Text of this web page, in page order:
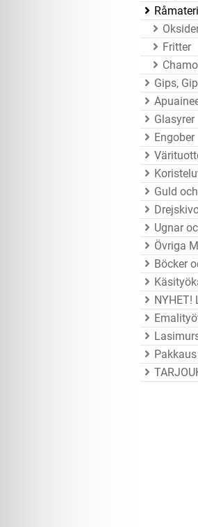
Fritter
Gips,
Glasyrer
Engober
Guld
Ugnar
Övriga
Böcker
NYHET!